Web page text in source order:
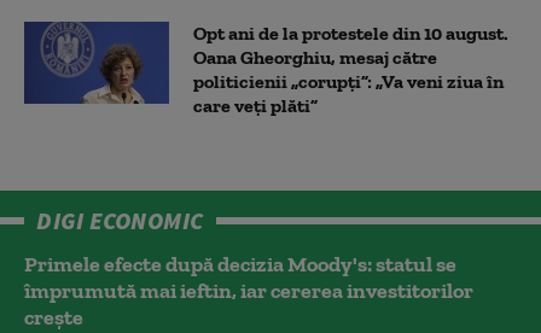
Opt ani de la protestele din 10 august.
Oana Gheorghiu, mesaj către
politicienii „corupți”: „Va veni ziua în
care veţi plăti”
DIGI ECONOMIC
Primele efecte după decizia Moody's: statul se
împrumută mai ieftin, iar cererea investitorilor
crește